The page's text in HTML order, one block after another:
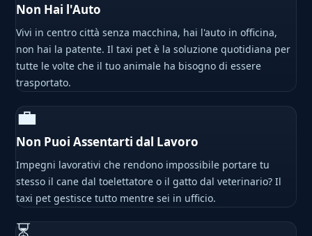
Non Hai l'Auto
Vivi in centro città senza macchina, hai l'auto in officina,
non hai la patente. Il taxi pet è la soluzione quotidiana per
tutte le volte che il tuo animale ha bisogno di essere
trasportato.
💼
Non Puoi Assentarti dal Lavoro
Impegni lavorativi che rendono impossibile portare tu
stesso il cane dal toelettatore o il gatto dal veterinario? Il
taxi pet gestisce tutto mentre sei in ufficio.